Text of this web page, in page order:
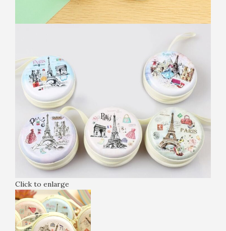
Click to enlarge